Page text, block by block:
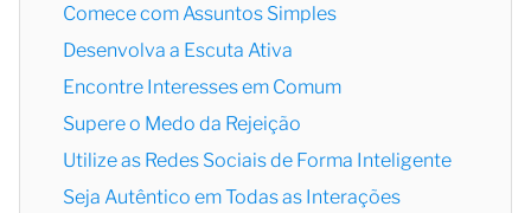
Comece com Assuntos Simples
Desenvolva a Escuta Ativa
Encontre Interesses em Comum
Supere o Medo da Rejeição
Utilize as Redes Sociais de Forma Inteligente
Seja Autêntico em Todas as Interações